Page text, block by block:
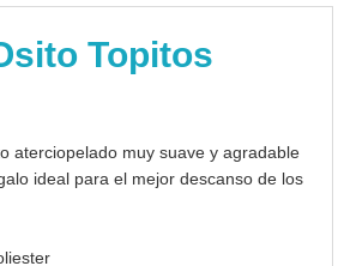
Topitos
aterciopelado muy suave y agradable
ideal para el mejor descanso de los